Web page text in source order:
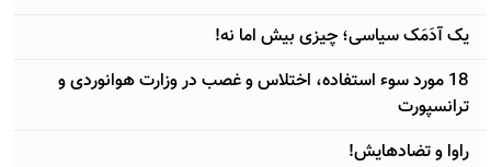
يک آدَمَک سياسی؛ چيزی بيش اما نه!
18 مورد سوء استفاده، اختلاس و غصب در وزارت هوانوردی و
ترانسپورت
راوا و تضادهايش!